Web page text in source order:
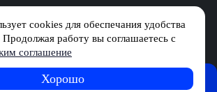
FRESH
Обзоры
cookies для обеспечания удобства
Продолжая работу вы соглашаетесь с
соглашение
Хорошо
автомобильный маркетплейс» зарегистрировано
службы по надзору в сфере связи, информационных
коммуникаций (Роскомнадзор) № Эл № ФС77-84512 от
ограниченной ответственностью «МБ-Авто»